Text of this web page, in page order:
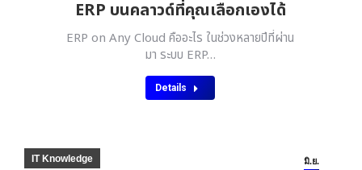
ERP บนคลาวด์ที่คุณเลือกเองได้
ERP on Any Cloud คืออะไร ในช่วงหลายปีที่ผ่าน
มา ระบบ ERP…
Details
มิ.ย.
IT Knowledge